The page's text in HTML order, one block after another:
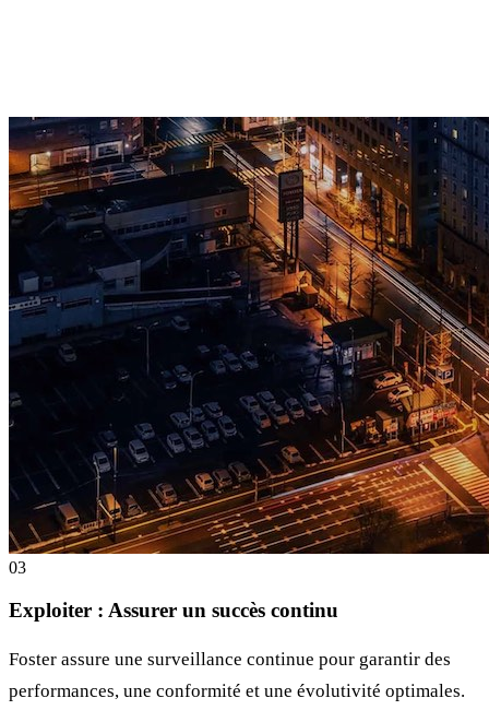
03
Exploiter : Assurer un succès continu
Foster assure une surveillance continue pour garantir des
performances, une conformité et une évolutivité optimales.